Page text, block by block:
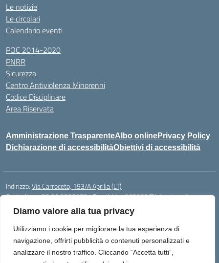
Diamo valore alla tua privacy
Utilizziamo i cookie per migliorare la tua esperienza di
navigazione, offrirti pubblicità o contenuti personalizzati e
analizzare il nostro traffico. Cliccando “Accetta tutti”,
Le notizie
Le circolari
Calendario eventi
POC 2014-2020
PNRR
Sicurezza
Centro Antiviolenza Minorenni
Codice Disciplinare
Area Riservata
Amministrazione TrasparenteAlbo onlinePrivacy Policy
Dichiarazione di accessibilitàObiettivi di accessibilità
Indirizzo:Via Carroceto, 193/A Aprilia (LT)
Centralino:+39 06 9257678 Email:Ltps060002@istruzione.it
Posta elettronica certificata (PEC):
Ltps060002@pec.istruzione.it
Codice fiscale: 91001930592
LTPS060002